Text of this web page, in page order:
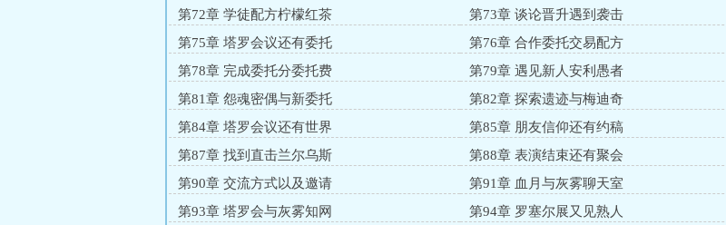
第72章 学徒配方柠檬红茶
第73章 谈论晋升遇到袭击
第75章 塔罗会议还有委托
第76章 合作委托交易配方
第78章 完成委托分委托费
第79章 遇见新人安利愚者
第81章 怨魂密偶与新委托
第82章 探索遗迹与梅迪奇
第84章 塔罗会议还有世界
第85章 朋友信仰还有约稿
第87章 找到直击兰尔乌斯
第88章 表演结束还有聚会
第90章 交流方式以及邀请
第91章 血月与灰雾聊天室
第93章 塔罗会与灰雾知网
第94章 罗塞尔展又见熟人